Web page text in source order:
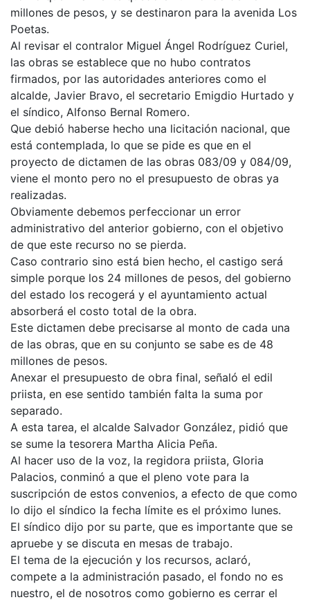
millones de pesos, y se destinaron para la avenida Los
Poetas.
Al revisar el contralor Miguel Ángel Rodríguez Curiel,
las obras se establece que no hubo contratos
firmados, por las autoridades anteriores como el
alcalde, Javier Bravo, el secretario Emigdio Hurtado y
el síndico, Alfonso Bernal Romero.
Que debió haberse hecho una licitación nacional, que
está contemplada, lo que se pide es que en el
proyecto de dictamen de las obras 083/09 y 084/09,
viene el monto pero no el presupuesto de obras ya
realizadas.
Obviamente debemos perfeccionar un error
administrativo del anterior gobierno, con el objetivo
de que este recurso no se pierda.
Caso contrario sino está bien hecho, el castigo será
simple porque los 24 millones de pesos, del gobierno
del estado los recogerá y el ayuntamiento actual
absorberá el costo total de la obra.
Este dictamen debe precisarse al monto de cada una
de las obras, que en su conjunto se sabe es de 48
millones de pesos.
Anexar el presupuesto de obra final, señaló el edil
priista, en ese sentido también falta la suma por
separado.
A esta tarea, el alcalde Salvador González, pidió que
se sume la tesorera Martha Alicia Peña.
Al hacer uso de la voz, la regidora priista, Gloria
Palacios, conminó a que el pleno vote para la
suscripción de estos convenios, a efecto de que como
lo dijo el síndico la fecha límite es el próximo lunes.
El síndico dijo por su parte, que es importante que se
apruebe y se discuta en mesas de trabajo.
El tema de la ejecución y los recursos, aclaró,
compete a la administración pasado, el fondo no es
nuestro, el de nosotros como gobierno es cerrar el